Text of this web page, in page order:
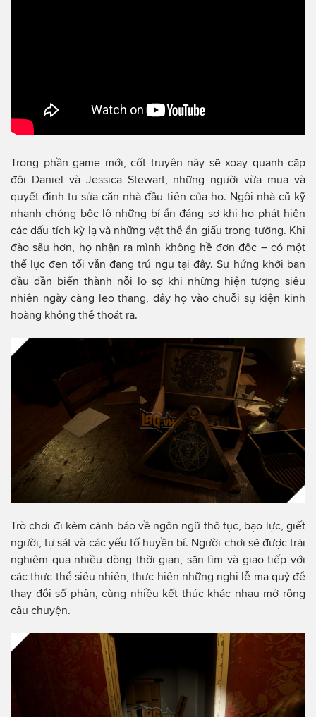
Trong phần game mới, cốt truyện này sẽ xoay quanh cặp
đôi Daniel và Jessica Stewart, những người vừa mua và
quyết định tu sửa căn nhà đầu tiên của họ. Ngôi nhà cũ kỹ
nhanh chóng bộc lộ những bí ẩn đáng sợ khi họ phát hiện
các dấu tích kỳ lạ và những vật thể ẩn giấu trong tường. Khi
đào sâu hơn, họ nhận ra mình không hề đơn độc – có một
thế lực đen tối vẫn đang trú ngụ tại đây. Sự hứng khởi ban
đầu dần biến thành nỗi lo sợ khi những hiện tượng siêu
nhiên ngày càng leo thang, đẩy họ vào chuỗi sự kiện kinh
hoàng không thể thoát ra.
Trò chơi đi kèm cảnh báo về ngôn ngữ thô tục, bạo lực, giết
người, tự sát và các yếu tố huyền bí. Người chơi sẽ được trải
nghiệm qua nhiều dòng thời gian, săn tìm và giao tiếp với
các thực thể siêu nhiên, thực hiện những nghi lễ ma quỷ để
thay đổi số phận, cùng nhiều kết thúc khác nhau mở rộng
câu chuyện.